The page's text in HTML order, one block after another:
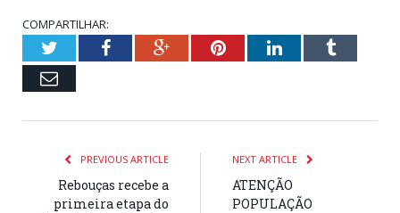
COMPARTILHAR:
TwitterFacebookGoogle+PinterestLinkedInTumblr
Email
PREVIOUS ARTICLE
Rebouças recebe a
primeira etapa do
NEXT ARTICLE
ATENÇÃO
POPULAÇÃO